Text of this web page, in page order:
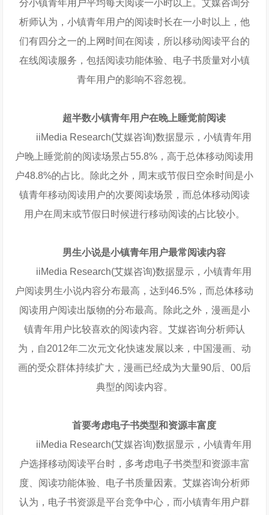
分小镇青年用户平均每天阅读一小时以上。艾媒咨询分
析师认为，小镇青年用户的阅读时长在一小时以上，他
们有四分之一的上网时间在阅读，所以移动阅读平台的
在线阅读服务，包括阅读功能体验、电子书质量对小镇
青年用户的影响不容忽视。
超半数小镇青年用户在晚上睡觉前阅读
iiMedia Research(艾媒咨询)数据显示，小镇青年用
户晚上睡觉前的阅读场景占55.8%，高于总体移动阅读用
户48.8%的占比。除此之外，周末或节假日空余时间是小
镇青年移动阅读用户的次要阅读场景，而总体移动阅读
用户在周末或节假日时候进行移动阅读的占比较小。
男生小说是小镇青年用户最常阅读内容
iiMedia Research(艾媒咨询)数据显示，小镇青年用
户阅读男生小说内容分布最高，达到46.5%，而总体移动
阅读用户阅读出版物的分布最高。除此之外，漫画是小
镇青年用户比较喜欢的阅读内容。艾媒咨询分析师认
为，自2012年二次元文化快速发展以来，中国漫画、动
画的受众群体持续扩大，漫画已经成为大量90后、00后
典型的阅读内容。
首要考虑电子书类型和资源丰富度
iiMedia Research(艾媒咨询)数据显示，小镇青年用
户选择移动阅读平台时，多考虑电子书类型和资源丰富
度、阅读功能体验、电子书质量因素。艾媒咨询分析师
认为，电子书资源是平台竞争中心，而小镇青年用户群